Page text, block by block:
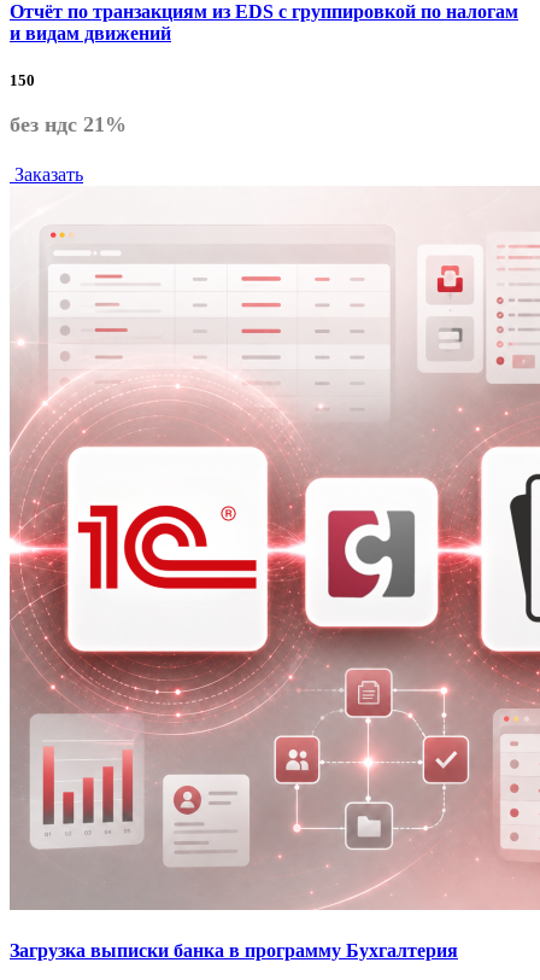
Отчёт по транзакциям из EDS с группировкой по налогам
и видам движений
150
без ндс 21%
Заказать
Загрузка выписки банка в программу Бухгалтерия